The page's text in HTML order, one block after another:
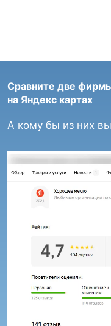
Сравните две
на Яндекс картах
А кому бы из них